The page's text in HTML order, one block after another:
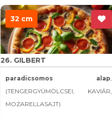
32 cm
26. GILBERT
paradicsomos alap,
(TENGERGYÜMÖLCSEI, KAVIÁR,
MOZARELLASAJT)